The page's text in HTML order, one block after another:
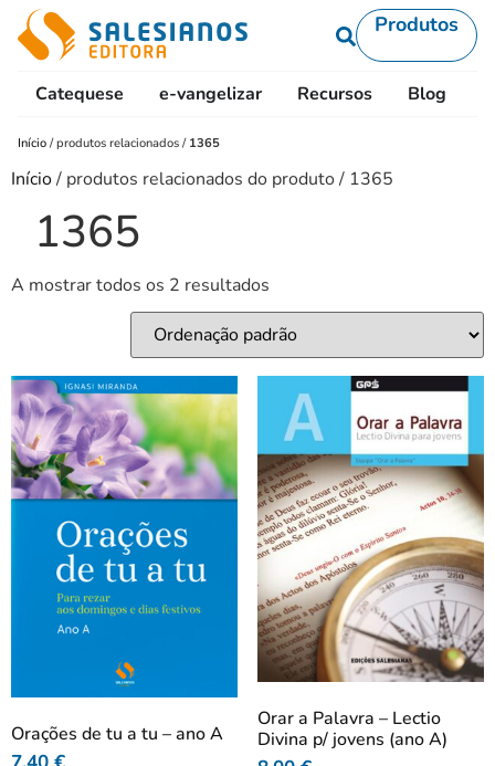
Produtos
Catequese e-vangelizar Recursos Blog
Início /produtos relacionados / 1365
Início/ produtos relacionados do produto / 1365
1365
A mostrar todos os 2 resultados
Orações de tu a tu – ano A
Orar a Palavra – Lectio
Divina p/ jovens (ano A)